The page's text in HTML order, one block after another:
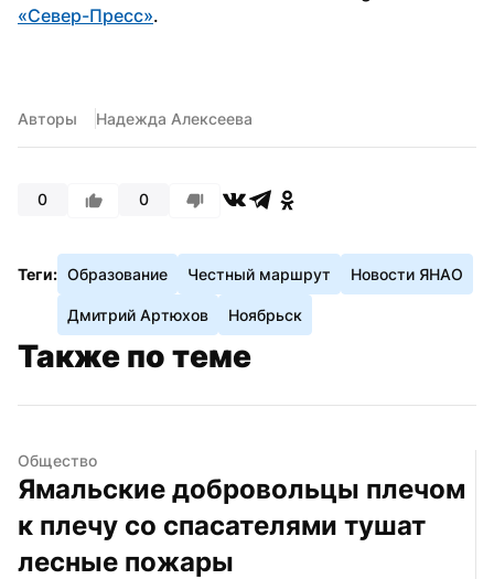
«Север-Пресс».
Авторы Надежда Алексеева
0 0
Теги: Образование Честный маршрут Новости ЯНАО
Дмитрий Артюхов Ноябрьск
Также по теме
Общество
Ямальские добровольцы плечом
к плечу со спасателями тушат
лесные пожары